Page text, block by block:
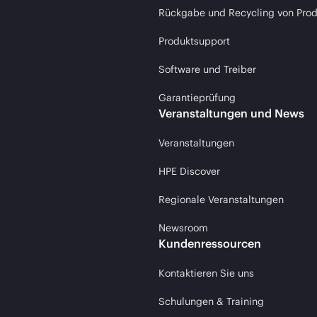
Rückgabe und Recycling von
Produktsupport
Software und Treiber
Garantieprüfung
Veranstaltungen und News
Veranstaltungen
HPE Discover
Regionale Veranstaltungen
Newsroom
Kundenressourcen
Kontaktieren Sie uns
Schulungen & Training